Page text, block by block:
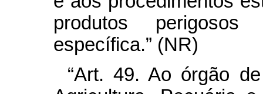
produtos
específica.” (NR)
“Art. 49. Ao órgão